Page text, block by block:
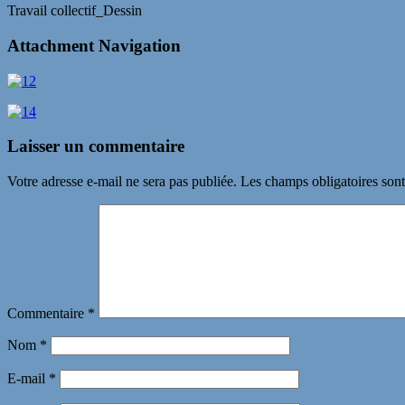
Travail collectif_Dessin
Attachment Navigation
Laisser un commentaire
Votre adresse e-mail ne sera pas publiée. Les champs obligatoires
Commentaire *
Nom *
E-mail *